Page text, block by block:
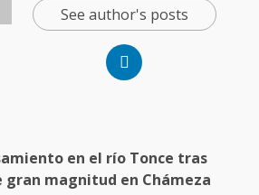
See author's posts
en el río Tonce tras
magnitud en Chámeza